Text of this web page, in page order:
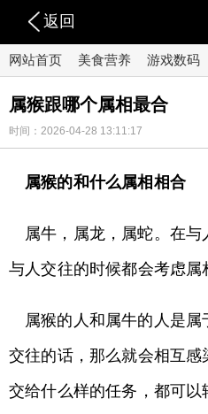
返回
网站首页 美食营养 游戏数码
属猴跟哪个属相最合
时间：2026-04-28 13:11:17
属猴的和什么属相相合
属牛，属龙，属蛇。在
与人交往的时候都会考虑
属猴的人和属牛的人是
交往的话，那么就会相互
交给什么样的任务，都可以